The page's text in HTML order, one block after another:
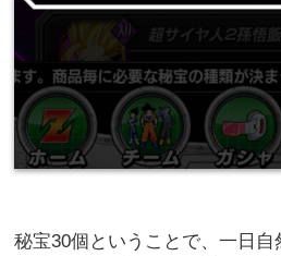
秘宝30個ということで、一日